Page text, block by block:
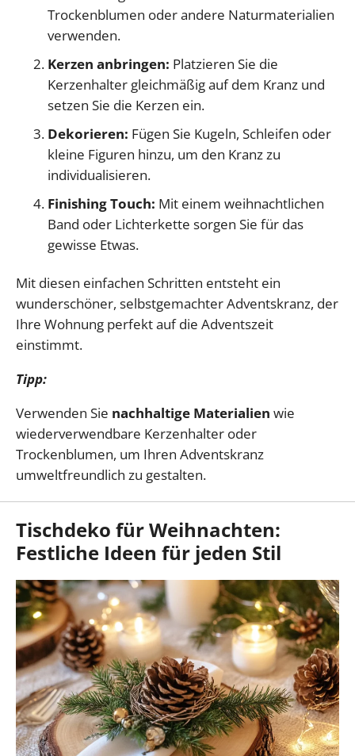
Trockenblumen oder andere Naturmaterialien
verwenden.
Kerzen anbringen: Platzieren Sie die
Kerzenhalter gleichmäßig auf dem Kranz und
setzen Sie die Kerzen ein.
Dekorieren: Fügen Sie Kugeln, Schleifen oder
kleine Figuren hinzu, um den Kranz zu
individualisieren.
Finishing Touch: Mit einem weihnachtlichen
Band oder Lichterkette sorgen Sie für das
gewisse Etwas.
Mit diesen einfachen Schritten entsteht ein
wunderschöner, selbstgemachter Adventskranz, der
Ihre Wohnung perfekt auf die Adventszeit
einstimmt.
Tipp:
Verwenden Sie nachhaltige Materialien wie
wiederverwendbare Kerzenhalter oder
Trockenblumen, um Ihren Adventskranz
umweltfreundlich zu gestalten.
Tischdeko für Weihnachten:
Festliche Ideen für jeden Stil